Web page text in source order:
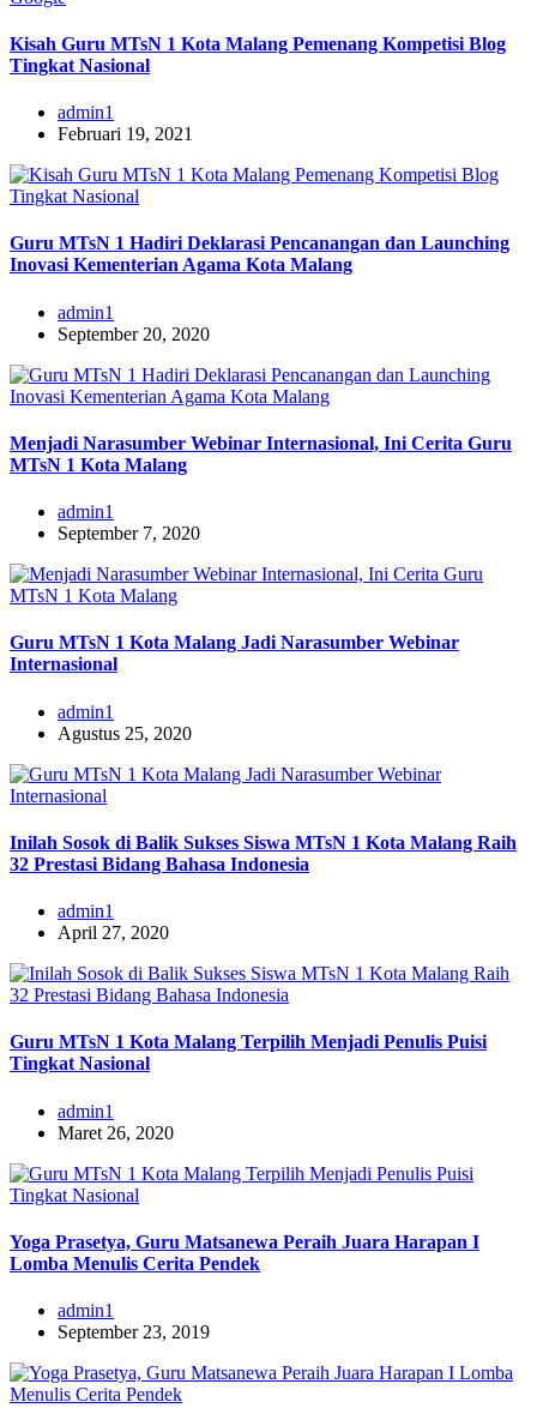
Kisah Guru MTsN 1 Kota Malang Pemenang Kompetisi Blog
Tingkat Nasional
admin1
Februari 19, 2021
Guru MTsN 1 Hadiri Deklarasi Pencanangan dan Launching
Inovasi Kementerian Agama Kota Malang
admin1
September 20, 2020
Menjadi Narasumber Webinar Internasional, Ini Cerita Guru
MTsN 1 Kota Malang
admin1
September 7, 2020
Guru MTsN 1 Kota Malang Jadi Narasumber Webinar
Internasional
admin1
Agustus 25, 2020
Inilah Sosok di Balik Sukses Siswa MTsN 1 Kota Malang Raih
32 Prestasi Bidang Bahasa Indonesia
admin1
April 27, 2020
Guru MTsN 1 Kota Malang Terpilih Menjadi Penulis Puisi
Tingkat Nasional
admin1
Maret 26, 2020
Yoga Prasetya, Guru Matsanewa Peraih Juara Harapan I
Lomba Menulis Cerita Pendek
admin1
September 23, 2019